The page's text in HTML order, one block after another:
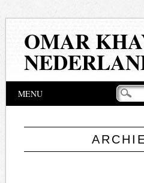
OMAR
Hoofdmenu
springen
MENU